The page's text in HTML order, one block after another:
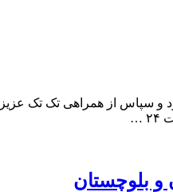
و‌ سپاس از همراهی تک تک
…
و بلوچستان